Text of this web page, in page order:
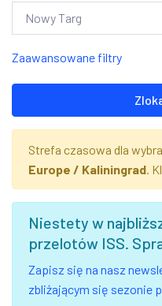
Zaawansowane filtry
Strefa czasowa dla
Europe / Kaliningrad.
Niestety w
przelotów ISS.
Zapisz się na nasz
zbliżającym się sezonie